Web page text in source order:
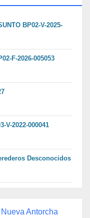
BP02-V-2025-
F-2026-005053
V-2022-000041
Desconocidos